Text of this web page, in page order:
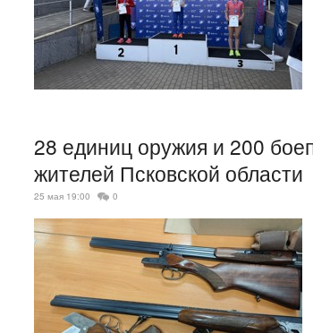
28 единиц оружия и 200
жителей Псковской области
25 мая 19:00 0